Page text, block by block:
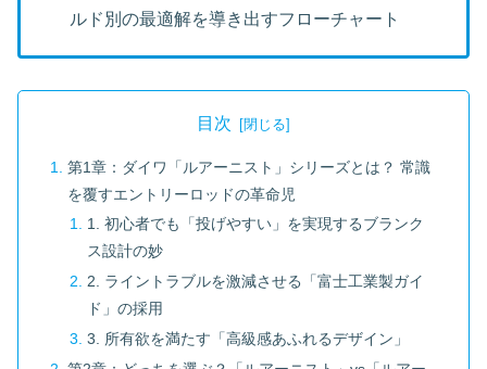
ルド別の最適解を導き出すフローチャート
目次
第1章：ダイワ「ルアーニスト」シリーズとは？ 常識
を覆すエントリーロッドの革命児
1. 初心者でも「投げやすい」を実現するブランク
ス設計の妙
2. ライントラブルを激減させる「富士工業製ガイ
ド」の採用
3. 所有欲を満たす「高級感あふれるデザイン」